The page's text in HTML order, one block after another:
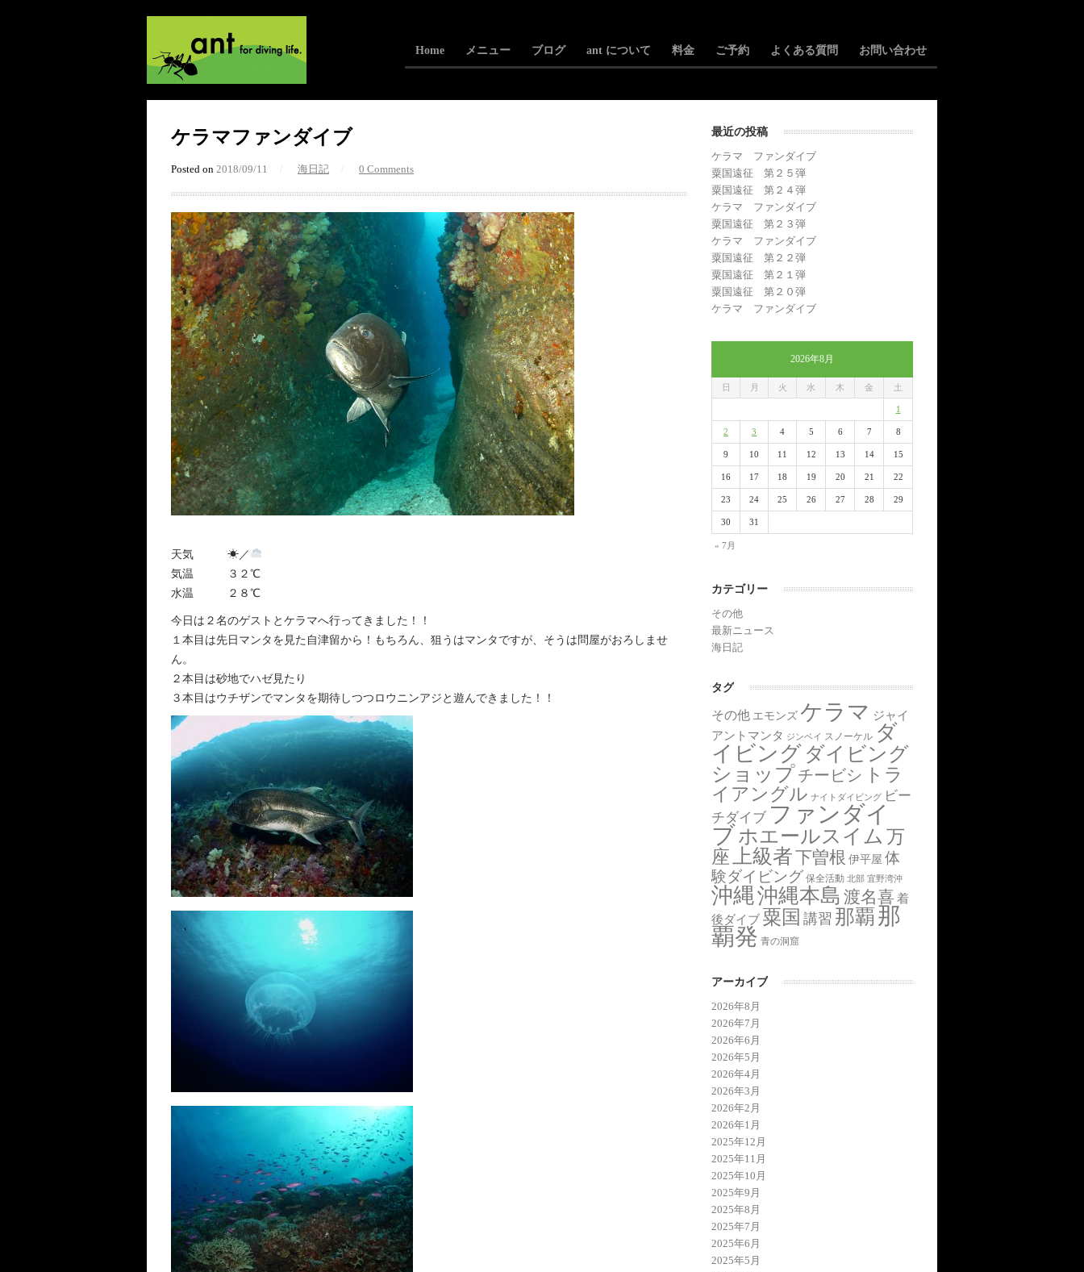
Home メニュー ブログ ant について 料金 ご予約 よくある質問 お問い合わせ
ケラマファンダイブ
Posted on 2018/09/11 海日記 0 Comments
天気 ☀︎／
気温 ３２℃
水温 ２８℃
今日は２名のゲストとケラマへ行ってきました！！
１本目は先日マンタを見た自津留から！もちろん、狙うはマンタですが、そうは問屋がおろしませ
ん。
２本目は砂地でハゼ見たり
３本目はウチザンでマンタを期待しつつロウニンアジと遊んできました！！
最近の投稿
ケラマ ファンダイブ
粟国遠征 第２５弾
粟国遠征 第２４弾
ケラマ ファンダイブ
粟国遠征 第２３弾
ケラマ ファンダイブ
粟国遠征 第２２弾
粟国遠征 第２１弾
粟国遠征 第２０弾
ケラマ ファンダイブ
2026年8月
日 月 火 水 木 金 土
« 7月
1
2 3 4 5 6 7 8
9 10 11 12 13 14 15
16 17 18 19 20 21 22
23 24 25 26 27 28 29
30 31
カテゴリー
その他
最新ニュース
海日記
タグ
その他 エモンズ ケラマ ジャイ
アントマンタ
ジンベイ スノーケル ダ
イビング ダイビング
ショップチービシ トラ
イアングル ナイトダイビング ビー
チダイブ ファンダイ
ブホエールスイム 万
座
上級者下曽根 伊平屋 体
験ダイビング 保全活動 北部 宜野湾沖
沖縄沖縄本島 渡名喜 着
後ダイブ 粟国 講習 那覇 那
覇発 青の洞窟
アーカイブ
2026年8月
2026年7月
2026年6月
2026年5月
2026年4月
2026年3月
2026年2月
2026年1月
2025年12月
2025年11月
2025年10月
2025年9月
2025年8月
2025年7月
2025年6月
2025年5月